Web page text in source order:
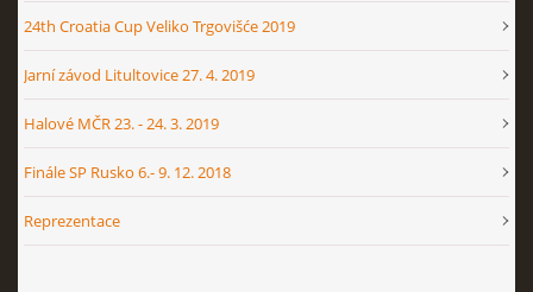
24th Croatia Cup Veliko Trgovišće 2019
Jarní závod Litultovice 27. 4. 2019
Halové MČR 23. - 24. 3. 2019
Finále SP Rusko 6.- 9. 12. 2018
Reprezentace